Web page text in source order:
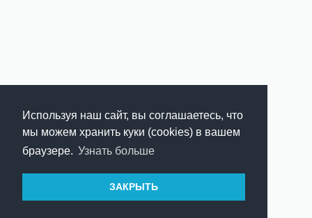
Используя наш сайт, вы соглашаетесь, что
мы можем хранить куки (cookies) в вашем
браузере. Узнать больше
ЗАКРЫТЬ